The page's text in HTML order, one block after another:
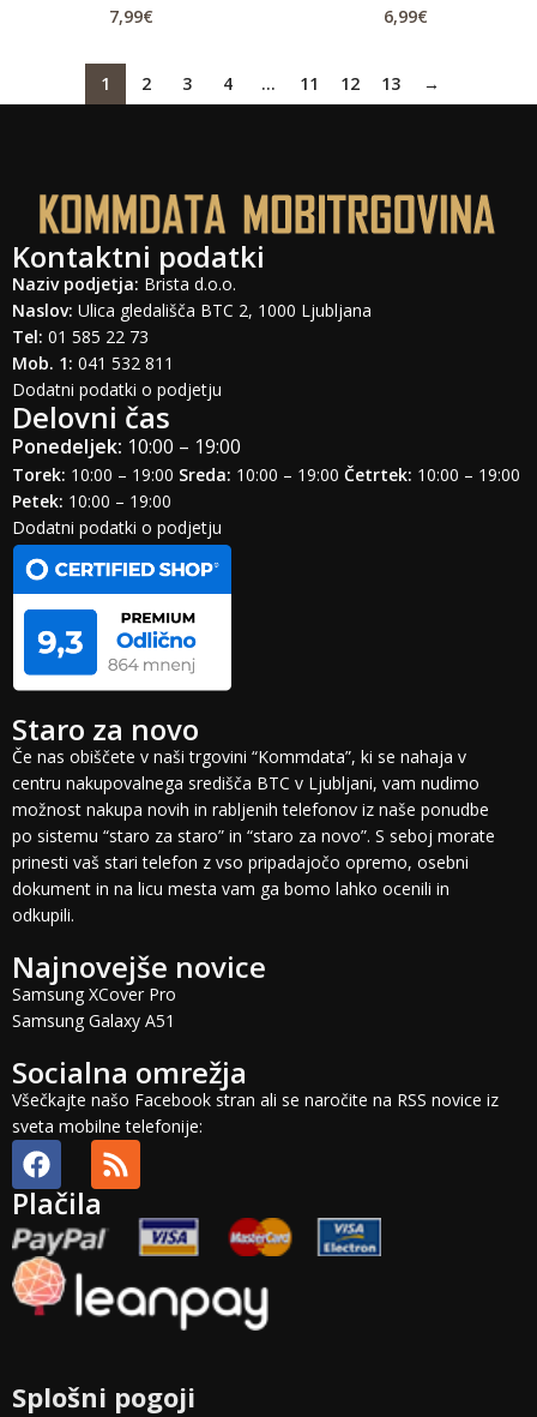
7,99€ 6,99€
1 2 3 4 … 11 12 13 →
Kontaktni podatki
Naziv podjetja: Brista d.o.o.
Naslov: Ulica gledališča BTC 2, 1000 Ljubljana
Tel: 01 585 22 73
Mob. 1: 041 532 811
Dodatni podatki o podjetju
Delovni čas
Ponedeljek: 10:00 – 19:00
Torek: 10:00 – 19:00 Sreda: 10:00 – 19:00 Četrtek: 10:00 – 19:00
Petek: 10:00 – 19:00
Dodatni podatki o podjetju
Staro za novo
Če nas obiščete v naši trgovini “Kommdata”, ki se nahaja v
centru nakupovalnega središča BTC v Ljubljani, vam nudimo
možnost nakupa novih in rabljenih telefonov iz naše ponudbe
po sistemu “staro za staro” in “staro za novo”. S seboj morate
prinesti vaš stari telefon z vso pripadajočo opremo, osebni
dokument in na licu mesta vam ga bomo lahko ocenili in
odkupili.
Najnovejše novice
Samsung XCover Pro
Samsung Galaxy A51
Socialna omrežja
Všečkajte našo Facebook stran ali se naročite na RSS novice iz
sveta mobilne telefonije:
Plačila
Splošni pogoji